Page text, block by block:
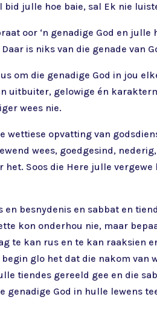
julle hoe baie, sal Ek nie
oor ‘n genadige God en
is niks van die genade van
om die genadige God in jou
uitbuiter, gelowige én
wees nie.
wettiese opvatting van
wees, goedgesind,
het. Soos die Here julle
besnydenis en sabbat en
kon onderhou nie, maar
te kan rus en te kan raaksien
glo het dat die nakom
tiendes gereeld gee en die
God in hulle lewens